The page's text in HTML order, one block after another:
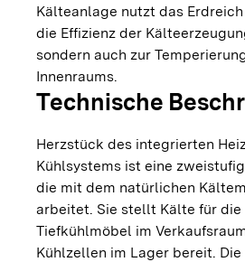
Kälteanlage nutzt das
die Effizienz der
sondern auch zur
Innenraums.
Technische
Herzstück des integrierten
Kühlsystems ist eine
die mit dem natürlichen
arbeitet. Sie stellt Kälte für die
Tiefkühlmöbel im
Kühlzellen im Lager bereit. Die